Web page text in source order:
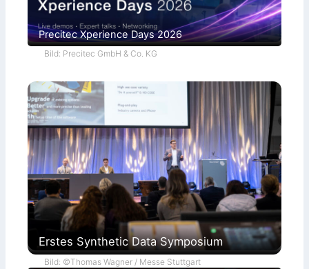
Precitec Xperience Days 2026
Bild: Precitec GmbH & Co. KG
Erstes Synthetic Data Symposium
Bild: ©Thomas Wagner / Messe Stuttgart